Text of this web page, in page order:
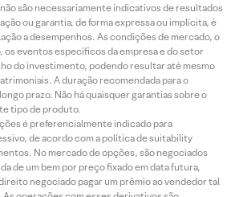
são necessariamente indicativos de resultados
ou garantia, de forma expressa ou implícita, é
a desempenhos. As condições de mercado, o
eventos específicos da empresa e do setor
do investimento, podendo resultar até mesmo
A duração recomendada para o
prazo. Não há quaisquer garantias sobre o
tipo de produto.
é preferencialmente indicado para
de acordo com a política de suitability
No mercado de opções, são negociados
de um bem por preço fixado em data futura,
negociado pagar um prêmio ao vendedor tal